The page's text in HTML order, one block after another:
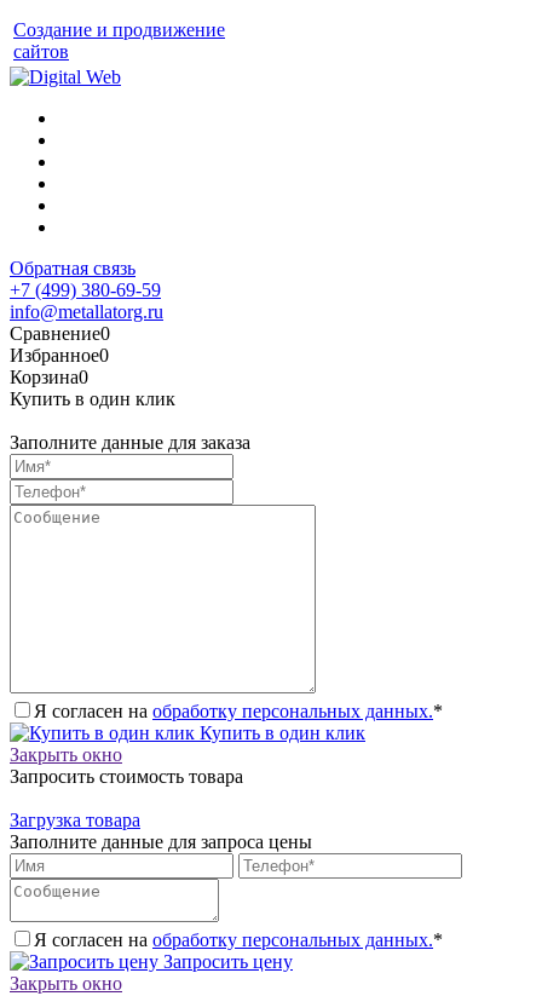
Создание и продвижение
сайтов
Обратная связь
+7 (499) 380-69-59
info@metallatorg.ru
Сравнение0
Избранное0
Корзина0
Купить в один клик
Заполните данные для заказа
Я согласен на обработку персональных данных.*
Купить в один клик
Закрыть окно
Запросить стоимость товара
Загрузка товара
Заполните данные для запроса цены
Я согласен на обработку персональных данных.*
Запросить цену
Закрыть окно